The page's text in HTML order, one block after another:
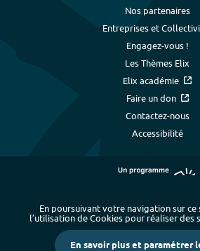
Nos partenaires
Entreprises et
Engagez-vous !
Les Thèmes Elix
Elix académie
Faire un don
Contactez-nous
Accessibilité
Plan du site - Index
Mentions légales et données personnelles
-
En poursuivant votre navigation sur ce
l’utilisation de Cookies pour réaliser des
En savoir plus et paramétrer